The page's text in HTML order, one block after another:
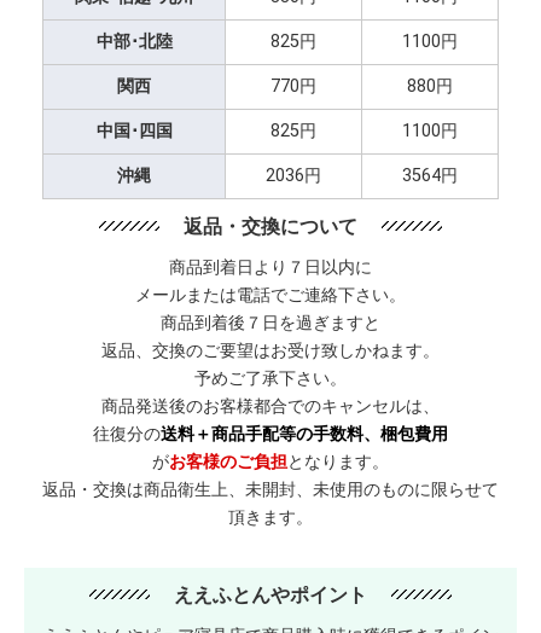
中部･北陸 825円 1100円
関西 770円 880円
中国･四国 825円 1100円
沖縄 2036円 3564円
返品・交換について
商品到着日より７日以内に
メールまたは電話でご連絡下さい。
商品到着後７日を過ぎますと
返品、交換のご要望はお受け致しかねます。
予めご了承下さい。
商品発送後のお客様都合でのキャンセルは、
往復分の送料＋商品手配等の手数料、梱包費用
がお客様のご負担となります。
返品・交換は商品衛生上、未開封、未使用のものに限らせて
頂きます。
ええふとんやポイント